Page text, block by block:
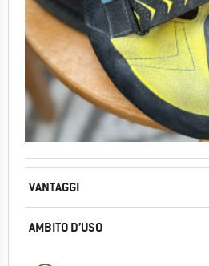
VANTAGGI
AMBITO D’USO